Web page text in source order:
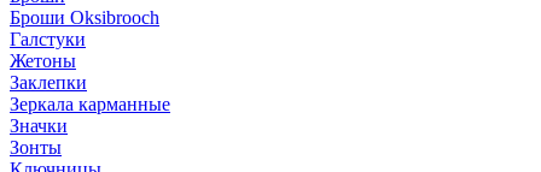
Броши Oksibrooch
Галстуки
Жетоны
Заклепки
Зеркала карманные
Значки
Зонты